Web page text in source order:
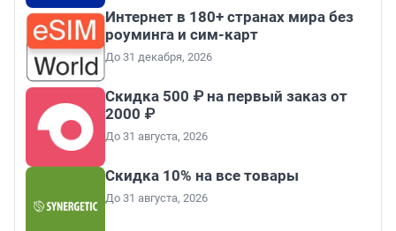
Интернет в 180+ странах мира без
роуминга и сим-карт
До 31 декабря, 2026
Скидка 500 ₽ на первый заказ от
2000 ₽
До 31 августа, 2026
Скидка 10% на все товары
До 31 августа, 2026